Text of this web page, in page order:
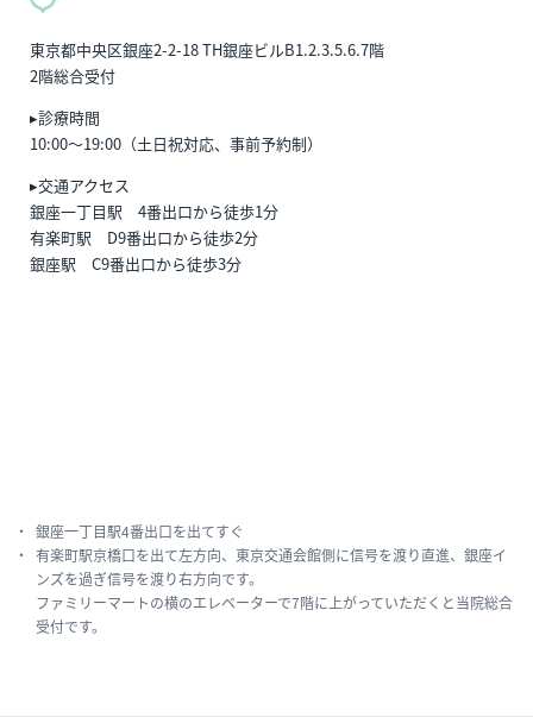
東京都中央区銀座2-2-18 TH銀座ビルB1.2.3.5.6.7階
2階総合受付
▸診療時間
10:00〜19:00（土日祝対応、事前予約制）
▸交通アクセス
銀座一丁目駅 4番出口から徒歩1分
有楽町駅 D9番出口から徒歩2分
銀座駅 C9番出口から徒歩3分
銀座一丁目駅4番出口を出てすぐ
有楽町駅京橋口を出て左方向、東京交通会館側に信号を渡り直進、銀座イ
ンズを過ぎ信号を渡り右方向です。
ファミリーマートの横のエレベーターで7階に上がっていただくと当院総合
受付です。